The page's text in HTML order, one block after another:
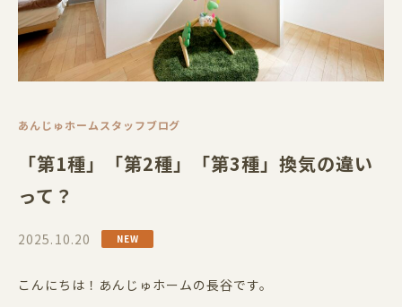
あんじゅホームスタッフブログ
「第1種」「第2種」「第3種」換気の違い
って？
2025.10.20
こんにちは！あんじゅホームの長谷です。